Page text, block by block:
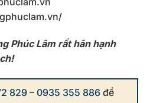
Phúc Lâm rất hân hạnh
829 –0935 355 886 để